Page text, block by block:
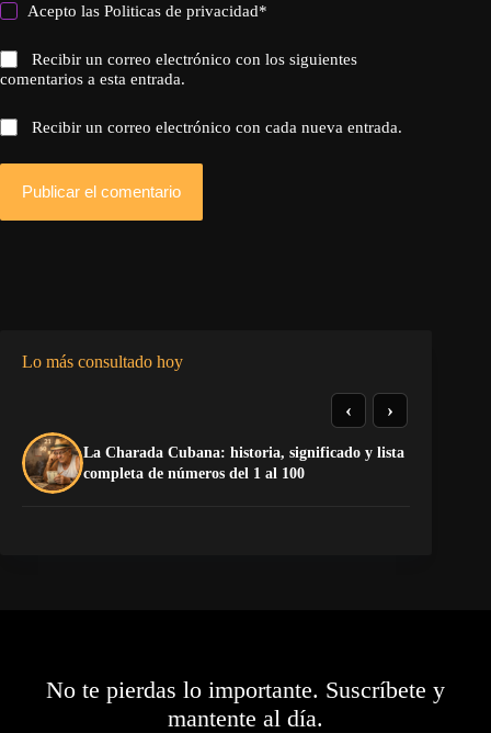
Acepto lasPoliticas de privacidad*
Recibir un correo electrónico con los siguientes
comentarios a esta entrada.
Recibir un correo electrónico con cada nueva entrada.
Publicar el comentario
Lo más consultado hoy
La Charada Cubana: historia, significado y lista
completa de números del 1 al 100
‹ ›
No te pierdas lo importante. Suscríbete y
mantente al día.